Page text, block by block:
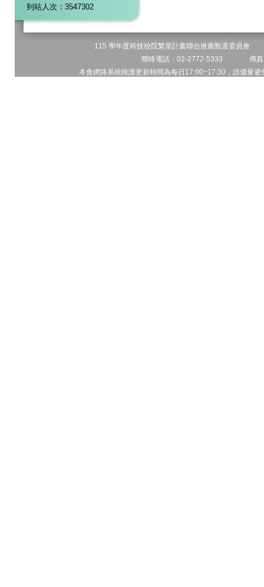
到站人次：3547302
115 學年度科技校院繁星計畫聯合推薦甄選委員會
聯絡電話：02-2772-5333 傳
本會網路系統維護更新時間為每日17:00~17:30，請儘量